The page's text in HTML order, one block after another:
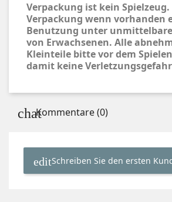
Verpackung ist kein
Verpackung wenn vorhanden
Benutzung unter
von Erwachsenen. Alle
Kleinteile bitte vor dem
damit keine
Kommentare (0)
Schreiben Sie den ersten